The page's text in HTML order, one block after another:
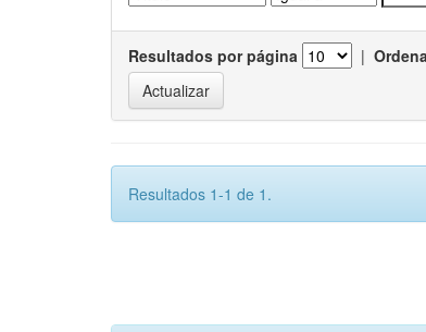
Resultados por página |
Resultados 1-1 de 1.